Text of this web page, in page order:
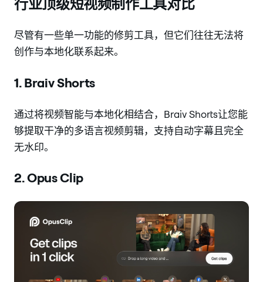
行业顶级短视频制作工具对比
尽管有一些单一功能的修剪工具，但它们往往无法将
创作与本地化联系起来。
1. Braiv Shorts
通过将视频智能与本地化相结合，Braiv Shorts让您能
够提取干净的多语言视频剪辑，支持自动字幕且完全
无水印。
2. Opus Clip